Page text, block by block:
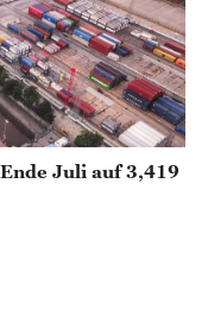
Juli auf 3,419